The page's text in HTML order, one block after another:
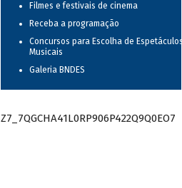
Filmes e festivais de cinema
Receba a programação
Concursos para Escolha de Espetáculos
Musicais
Galeria BNDES
Z7_7QGCHA41L0RP906P422Q9Q0EO7